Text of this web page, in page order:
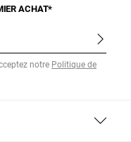
ACHAT*
notre Politique de